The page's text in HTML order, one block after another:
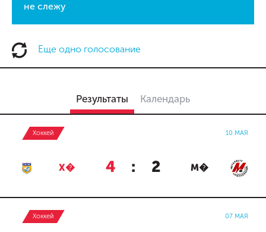
не слежу
Еще одно голосование
Результаты Календарь
Хоккей 10 МАЯ
Х� 4 : 2 М�
Хоккей 07 МАЯ